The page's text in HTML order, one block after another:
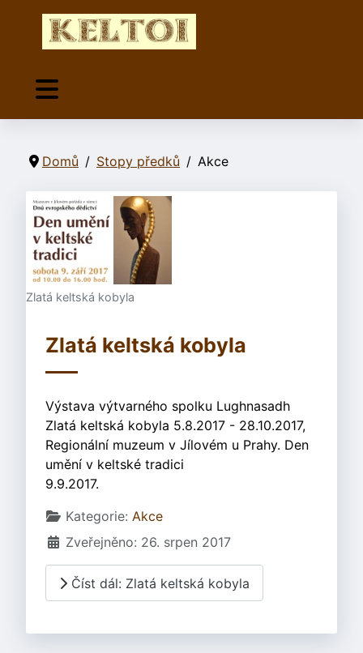
Domů Stopy předků Akce
Zlatá keltská kobyla
Zlatá keltská kobyla
Výstava výtvarného spolku Lughnasadh
Zlatá keltská kobyla 5.8.2017 - 28.10.2017,
Regionální muzeum v Jílovém u Prahy. Den
umění v keltské tradici
9.9.2017.
Základní údaje
Kategorie: Akce
Zveřejněno: 26. srpen 2017
Číst dál: Zlatá keltská kobyla